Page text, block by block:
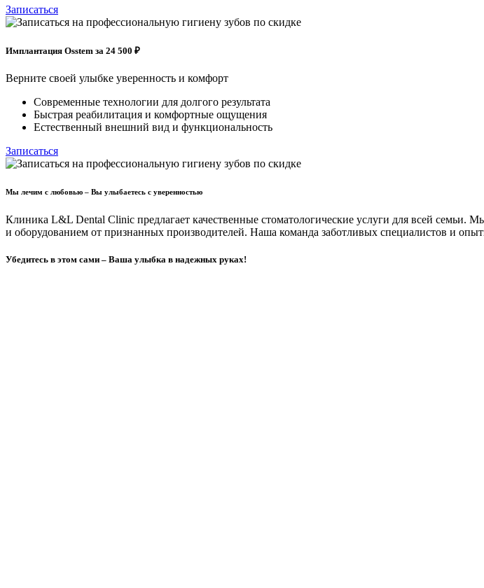
Записаться
Имплантация Osstem за 24 500 ₽
Верните своей улыбке уверенность и комфорт
Современные технологии для долгого результата
Быстрая реабилитация и комфортные ощущения
Естественный внешний вид и функциональность
Записаться
Мы лечим с любовью – Вы улыбаетесь с уверенностью
Клиника L&L Dental Clinic предлагает качественные стоматологические услуги для всей
и оборудованием от признанных производителей. Наша команда заботливых специалистов и
Убедитесь в этом сами – Ваша улыбка в надежных руках!